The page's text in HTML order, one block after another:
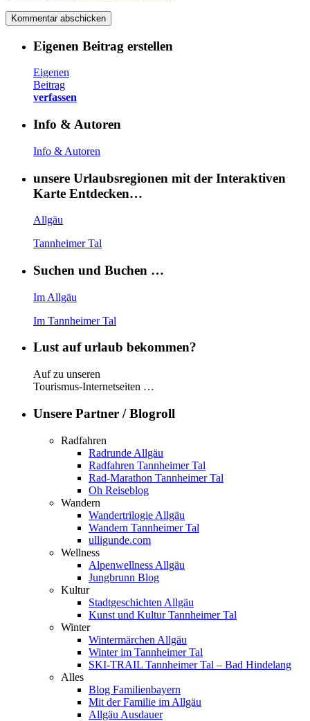
Eigenen Beitrag erstellen
Eigenen
Beitrag
verfassen
Info & Autoren
Info & Autoren
unsere Urlaubsregionen mit der Interaktiven
Karte Entdecken…
Allgäu
Tannheimer Tal
Suchen und Buchen …
Im Allgäu
Im Tannheimer Tal
Lust auf urlaub bekommen?
Auf zu unseren
Tourismus-Internetseiten …
Unsere Partner / Blogroll
Radfahren
Radrunde Allgäu
Radfahren Tannheimer Tal
Rad-Marathon Tannheimer Tal
Oh Reiseblog
Wandern
Wandertrilogie Allgäu
Wandern Tannheimer Tal
ulligunde.com
Wellness
Alpenwellness Allgäu
Jungbrunn Blog
Kultur
Stadtgeschichten Allgäu
Kunst und Kultur Tannheimer Tal
Winter
Wintermärchen Allgäu
Winter im Tannheimer Tal
SKI-TRAIL Tannheimer Tal – Bad Hindelang
Alles
Blog Familienbayern
Mit der Familie im Allgäu
Allgäu Ausdauer